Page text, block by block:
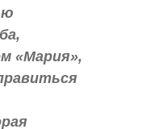
«Мария»,